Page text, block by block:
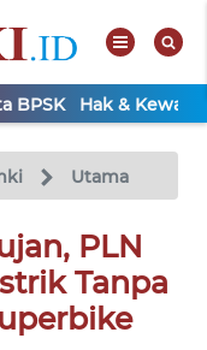
BPSK Hak &
Utama
PLN
Tanpa